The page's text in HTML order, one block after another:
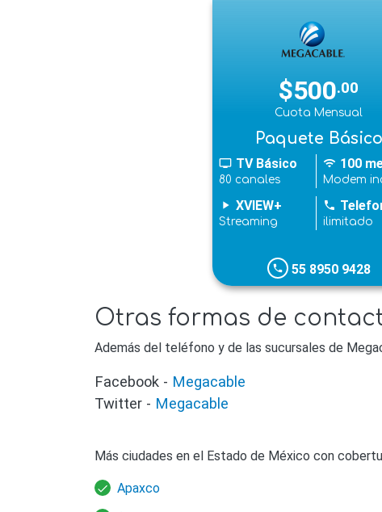
$500.00
Cuota Mensual
Paquete Básico
tv TV Básico
80 canales
wifi 100
Modem
play_arrow XVIEW+
Streaming
phone
ilimitado
phone 55 8950 9428
Otras formas de
Además del teléfono y de las sucursales de
Facebook - Megacable
Twitter - Megacable
Más ciudades en el Estado de México con
Apaxco